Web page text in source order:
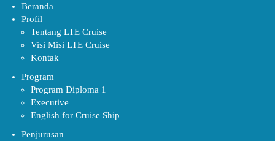
Beranda
Profil
Tentang LTE Cruise
Visi Misi LTE Cruise
Kontak
Program
Program Diploma 1
Executive
English for Cruise Ship
Penjurusan